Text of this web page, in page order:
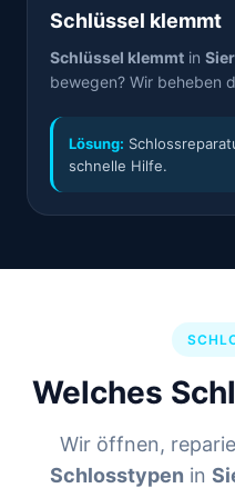
Schlüssel klemmt
Schlüssel klemmt in
bewegen? Wir beheben
Lösung:
schnelle Hilfe.
Welches
Wir öffnen,
Schlosstypen in